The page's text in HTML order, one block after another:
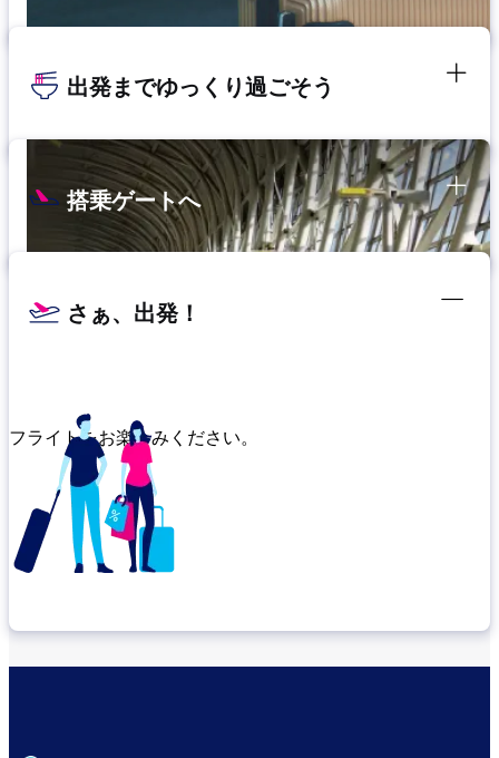
出発までゆっくり過ごそう
搭乗ゲートへ
さぁ、出発！
フライトをお楽しみください。